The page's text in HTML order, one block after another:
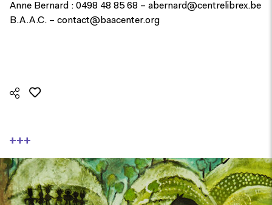
Anne Bernard : 0498 48 85 68 – abernard@centrelibrex.be
B.A.A.C. – contact@baacenter.org
+++